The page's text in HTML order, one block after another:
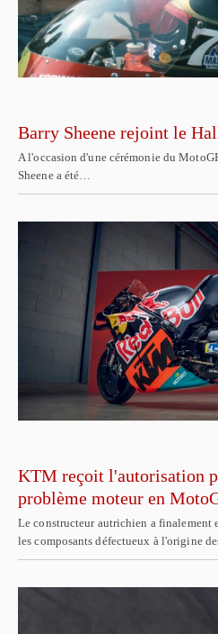
Barry Sheene rejoint le
A l'occasion d'une cérémonie du
Sheene a été…
KTM reçoit l'autorisation
problème moteur en
Le constructeur autrichien a finalement
les composants défectueux à l'origine